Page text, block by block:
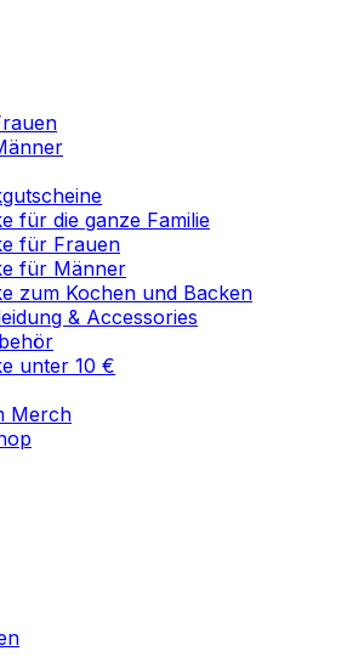
für die ganze Familie
für Frauen
für Männer
zum Kochen und Backen
& Accessories
unter 10 €
Merch